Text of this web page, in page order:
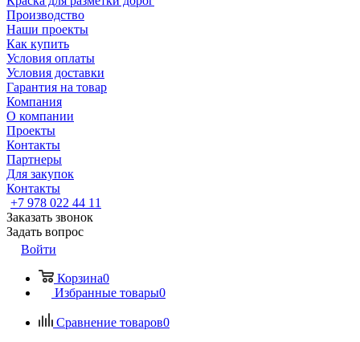
Производство
Наши проекты
Как купить
Условия оплаты
Условия доставки
Гарантия на товар
Компания
О компании
Проекты
Контакты
Партнеры
Для закупок
Контакты
+7 978 022 44 11
Заказать звонок
Задать вопрос
Войти
Корзина0
Избранные товары0
Сравнение товаров0